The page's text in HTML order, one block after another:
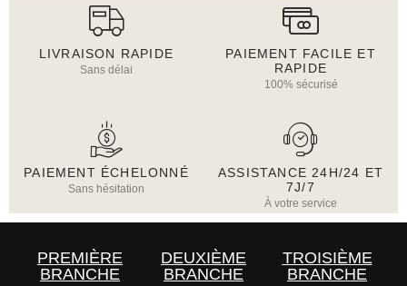
LIVRAISON RAPIDE
Sans délai
PAIEMENT FACILE ET
RAPIDE
100% sécurisé
PAIEMENT ÉCHELONNÉ
Sans hésitation
ASSISTANCE 24H/24 ET
7J/7
À votre service
PREMIÈRE
BRANCHE
DEUXIÈME
BRANCHE
TROISIÈME
BRANCHE